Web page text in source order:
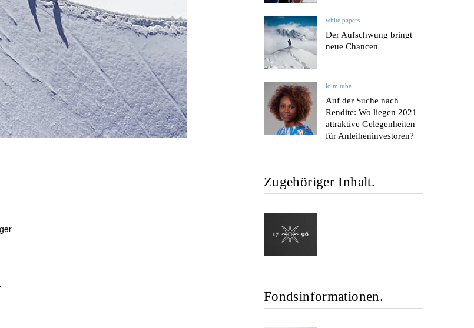
white papers
Der Aufschwung bringt
neue Chancen
loim tube
Auf der Suche nach
Rendite: Wo liegen 2021
attraktive Gelegenheiten
für Anleiheninvestoren?
Zugehöriger Inhalt.
Fondsinformationen.